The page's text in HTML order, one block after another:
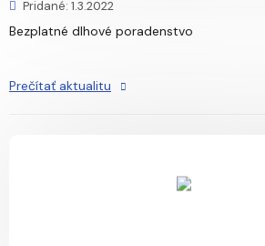
Pridané: 1.3.2022
Bezplatné dlhové poradenstvo
Prečítať aktualitu